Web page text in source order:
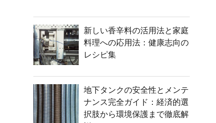
新しい香辛料の活用法と家庭
料理への応用法：健康志向の
レシピ集
地下タンクの安全性とメンテ
ナンス完全ガイド：経済的選
択肢から環境保護まで徹底解